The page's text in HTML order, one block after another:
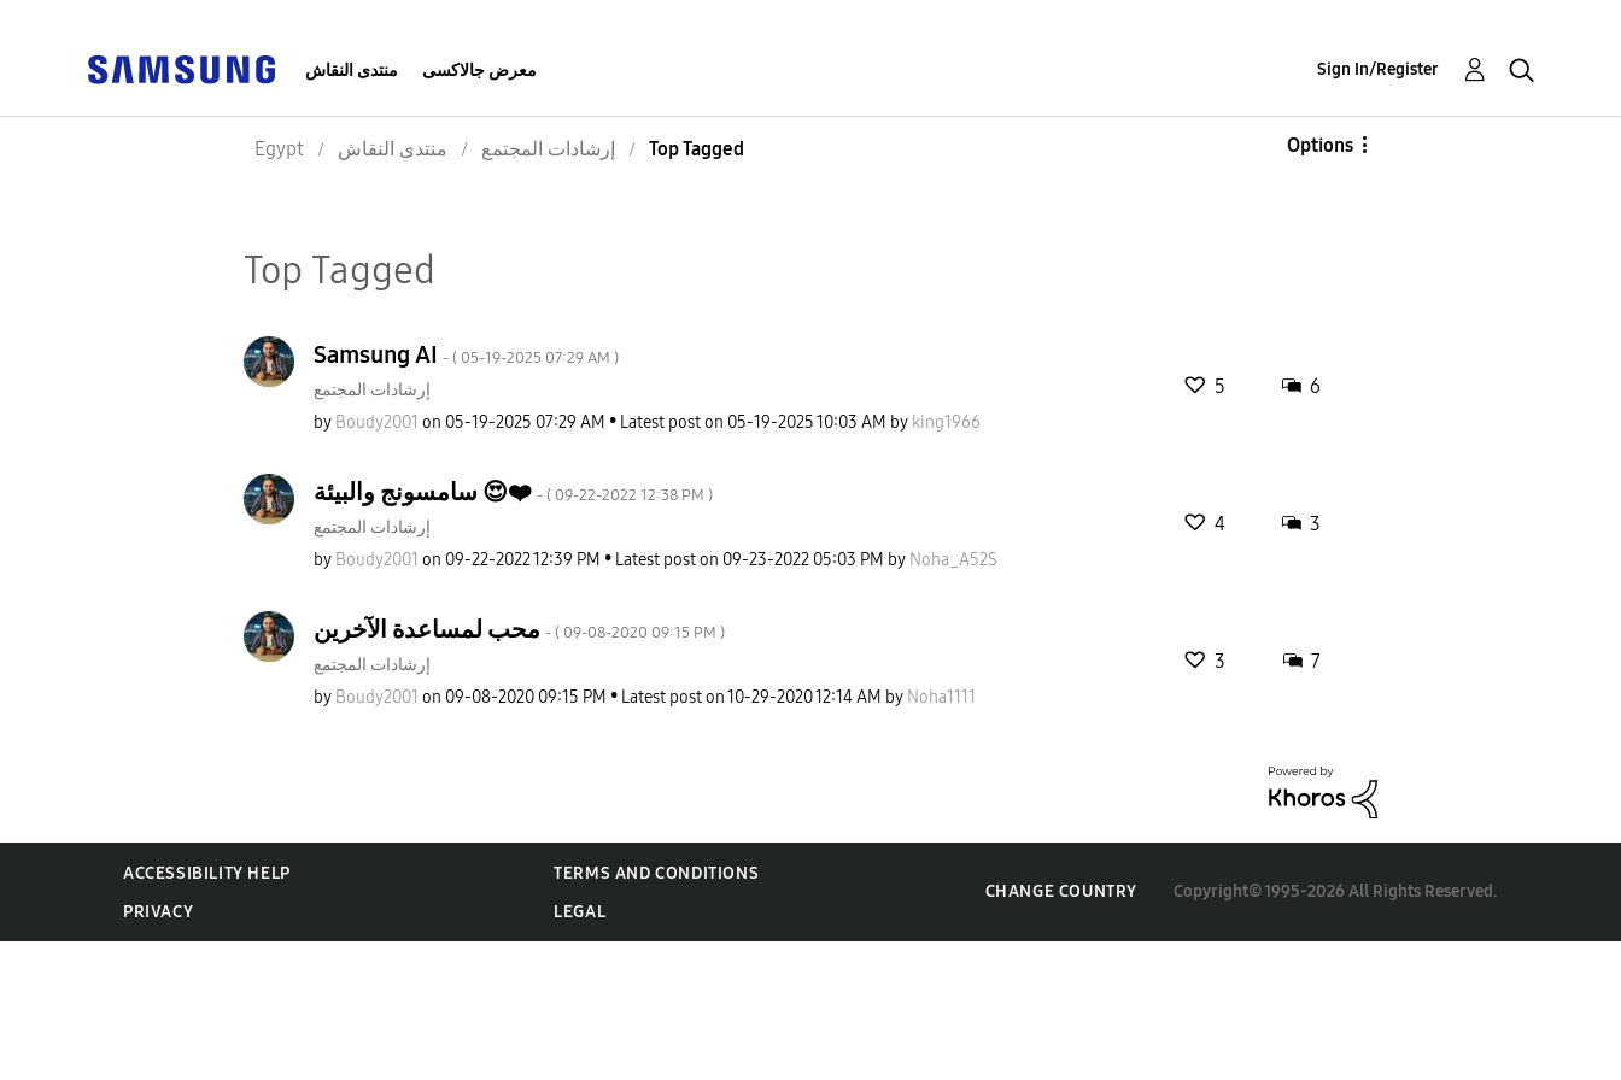
منتدى النقاش معرض جالاكسى Sign In/Register
Egypt منتدى النقاش إرشادات المجتمع Top Tagged Options
Top Tagged
Samsung AI - ( ‎05-19-2025 07:29 AM )
إرشادات المجتمع
by Boudy2001 on ‎05-19-2025 07:29 AM Latest post on ‎05-19-202510:03 AM by king1966
5 6
سامسونج والبيئة 😍❤️ - ( ‎09-22-2022 12:38 PM )
إرشادات المجتمع
by Boudy2001 on ‎09-22-202212:39 PM Latest post on ‎09-23-2022 05:03 PM by Noha_A52S
4 3
- ( ‎09-08-2020 09:15 PM )
إرشادات المجتمع
by Boudy2001 on ‎09-08-2020 09:15 PM Latest post on‎10-29-202012:14 AM by Noha1111
3 7
ACCESSIBILITY HELP
TERMS AND CONDITIONS
PRIVACY
LEGAL
CHANGE COUNTRY Copyright© 1995-2026 All Rights Reserved.